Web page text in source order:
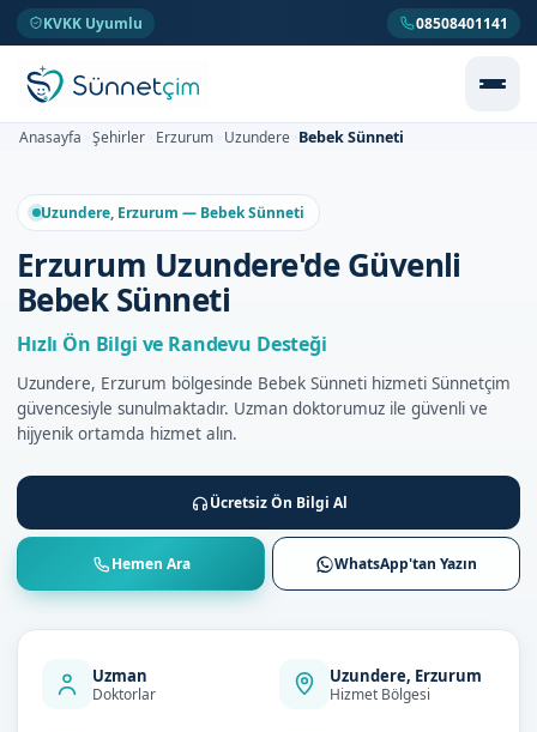
KVKK Uyumlu 08508401141
Anasayfa Şehirler Erzurum Uzundere Bebek Sünneti
Uzundere, Erzurum — Bebek Sünneti
Erzurum Uzundere'de Güvenli
Bebek Sünneti
Hızlı Ön Bilgi ve Randevu Desteği
Uzundere, Erzurum bölgesinde Bebek Sünneti hizmeti Sünnetçim
güvencesiyle sunulmaktadır. Uzman doktorumuz ile güvenli ve
hijyenik ortamda hizmet alın.
Ücretsiz Ön Bilgi Al
Hemen Ara WhatsApp'tan Yazın
Uzman
Doktorlar
Uzundere, Erzurum
Hizmet Bölgesi